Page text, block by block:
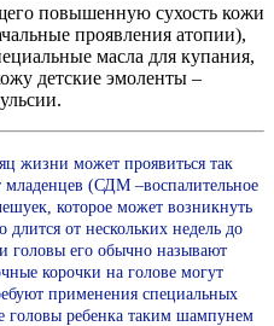
повышенную сухость кожи
проявления атопии),
масла для купания,
детские эмоленты –
жизни может проявиться так
(СДМ –воспалительное
которое может возникнуть
от нескольких недель до
головы его обычно называют
корочки на голове могут
применения специальных
ребенка таким шампунем